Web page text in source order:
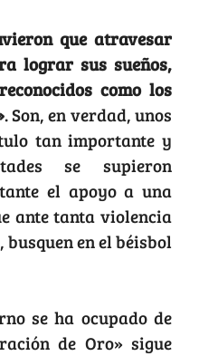
que atravesar
lograr sus sueños,
como los
. Son, en verdad, unos
tan importante y
se supieron
el apoyo a una
ante tanta violencia
en el béisbol
se ha ocupado de
de Oro» sigue